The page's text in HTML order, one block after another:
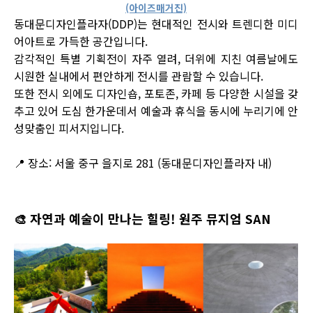
(아이즈매거진)
동대문디자인플라자(DDP)는 현대적인 전시와 트렌디한 미디
어아트로 가득한 공간입니다.
감각적인 특별 기획전이 자주 열려, 더위에 지친 여름날에도
시원한 실내에서 편안하게 전시를 관람할 수 있습니다.
또한 전시 외에도 디자인숍, 포토존, 카페 등 다양한 시설을 갖
추고 있어 도심 한가운데서 예술과 휴식을 동시에 누리기에 안
성맞춤인 피서지입니다.
📍 장소: 서울 중구 을지로 281 (동대문디자인플라자 내)
🎨 자연과 예술이 만나는 힐링! 원주 뮤지엄 SAN